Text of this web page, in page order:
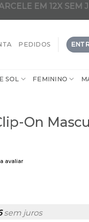
EM 12X SEM
PEDIDOS
SOL FEMININO
On
avaliar
sem juros